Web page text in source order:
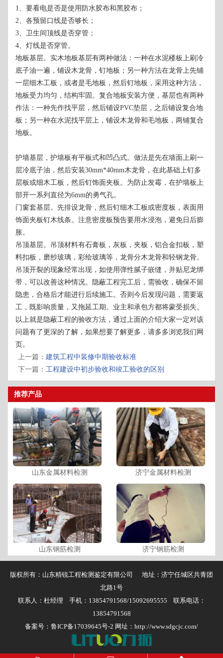
1、要看电是否是使用防水胶布和黑胶布；
2、各预留口线是否够长；
3、卫生间顶线是否穿管；
4、灯线是否穿管。
地板基层。实木地板基层有两种做法：一种在水泥楼板上刷冷
底子油一遍，铺设木龙骨，钉地板；另一种方法在龙骨上先铺
一层细木工板，或者是毛地板，然后钉地板，采用这种方法，
地板受力均匀，结构牢固。复合地板安装方便，基层也有两种
作法：一种先作找平层，然后铺设PVC垫层，之后铺设复合地
板；另一种在水泥找平层上，铺设木龙骨和毛地板，两铺复合
地板。
护墙基层，护墙板有平板式和凹凸式。做法是先在墙面上刷一
层冷底子油，然后安装30mm*40mm木龙骨，在此基础上钉多
层板或细木工板，然后钉饰面夹板。为防止发霉，在护墙板上
部开一系列直径为6mm的勇气孔。
门窗套基层。先排设龙骨，然后钉细木工板或密度板，表面用
饰面夹板钉木线条。注意密度板预告要用水浸泡，避免日后膨
胀。
吊顶基层。吊顶材料有石膏板，灰板，夹板，铝合金扣板，塑
料扣板，磨纱玻璃，彩绘玻璃等，龙骨分木龙骨和轻钢龙骨。
吊顶开裂的现象经常出现，如使用弹性腻子嵌缝，并贴尼龙绑
带，可以改善这种情况。隐蔽工程完工后，需验收，确保不留
隐患，合格后才能进行后续施工。否则今后发现问题，需要返
工，既影响质量，又拖延工期。业主和承包方都将蒙受损失。
以上就是隐蔽工程的验收方法，通过上面的介绍大家一定对该
问题有了更深的了解，如果想要了解更多，请多多浏览我们网
页。
上一篇： 建筑工程中装修中期验收标准
下一篇： 工程建设中初步验收和竣工验收的区别
推荐产品
山东金属材料检测 济宁金属材料检测
山东钢筋检测 济宁钢筋检测
版权所有：山东精锐工程检测鉴定有限公司 地址：济宁任城区共青团
北路1号
联系人：杜经理 手机：13854791568/15092695555 联系电话：
13854791568
备案号： 鲁ICP备17039645号-2 网址：http://www.sdgcjc.com/